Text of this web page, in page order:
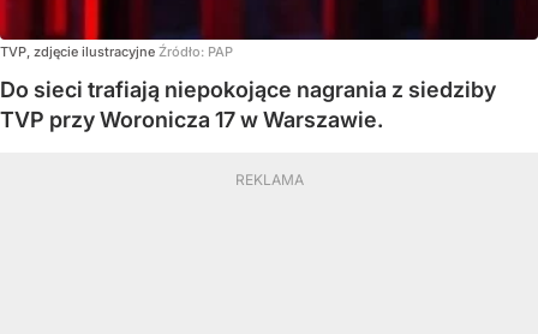
TVP, zdjęcie ilustracyjne Źródło: PAP
Do sieci trafiają niepokojące nagrania z siedziby
TVP przy Woronicza 17 w Warszawie.